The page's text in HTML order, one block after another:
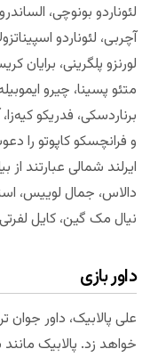
لئوناردو بونوچی،
آچربی، لئوناردو
لورنزو پلگرینی، برایان
متئو پسینا، چیرو
برناردسکی، فدریکو
و فرانچسکو کاپوتو را
ایرلند شمالی عبارتند
دالاس، جمال لوییس،
نیال مک گین، کایل
داور بازی
علی پالابیک، داور جوان
خواهد زد. پالابیک